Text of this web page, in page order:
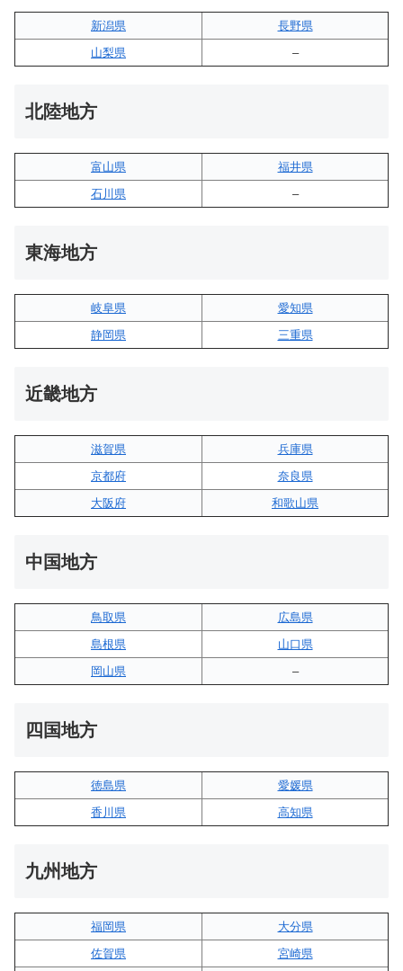
新潟県
長野県
山梨県
–
北陸地方
富山県
福井県
石川県
–
東海地方
岐阜県
愛知県
静岡県
三重県
近畿地方
滋賀県
兵庫県
京都府
奈良県
大阪府
和歌山県
中国地方
鳥取県
広島県
島根県
山口県
岡山県
–
四国地方
徳島県
愛媛県
香川県
高知県
九州地方
福岡県
大分県
佐賀県
宮崎県